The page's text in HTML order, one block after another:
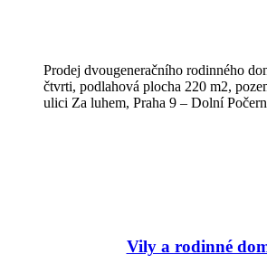
Prodej dvougeneračního rodinného
čtvrti, podlahová plocha 220 m2,
ulici Za luhem, Praha 9 – Dolní
Vily a rodinné